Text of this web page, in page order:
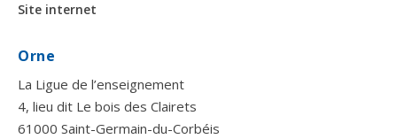
Site internet
Orne
La Ligue de l’enseignement
4, lieu dit Le bois des Clairets
61000 Saint-Germain-du-Corbéis